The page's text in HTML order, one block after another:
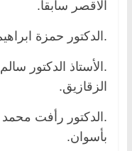
الاقصر سابقا.
.الدكتور حمزة
.الأستاذ الدكتور
الزقازيق.
.الدكتور رأفت
بأسوان.